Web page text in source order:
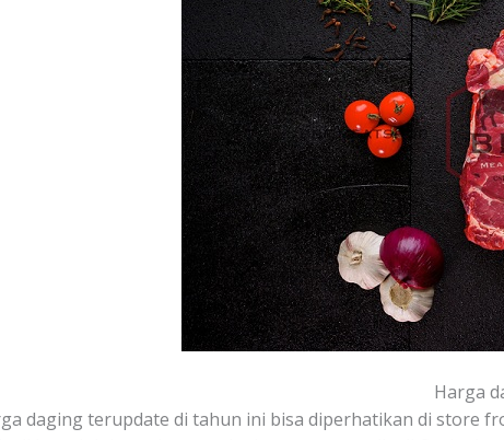
Harga
daging terupdate di tahun ini bisa diperhatikan di store